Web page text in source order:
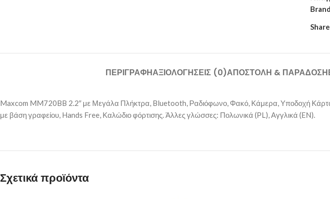
ΠΕΡΙΓΡΑΦΉΑΞΙΟΛΟΓΉΣΕΙΣ (0)ΑΠΟΣΤΟΛΉ & ΠΑΡΆΔΟΣΗ
Maxcom MM720BB 2.2″ με Μεγάλα Πλήκτρα, Bluetooth, Ραδιόφωνο, Φακό, Κάμερα, Υποδοχή
με βάση γραφείου, Hands Free, Καλώδιο φόρτισης. Άλλες γλώσσες: Πολωνικά (PL), Αγγλικά (EN).
Σχετικά προϊόντα